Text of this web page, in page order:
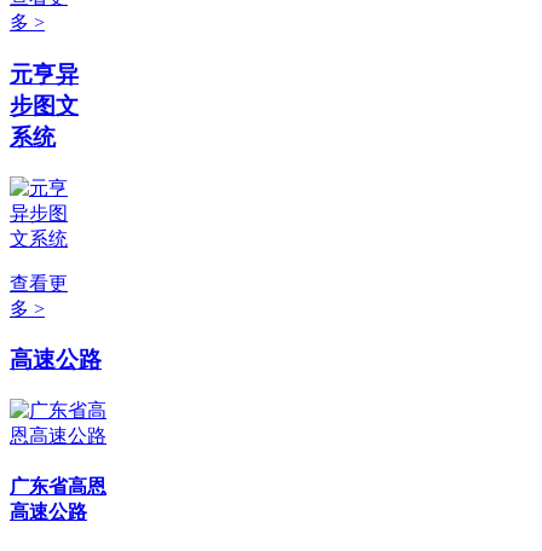
多 >
元亨异
步图文
系统
查看更
多 >
高速公路
广东省高恩
高速公路